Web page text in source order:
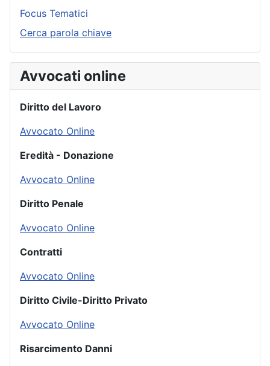
Focus Tematici
Cerca parola chiave
Avvocati online
Diritto del Lavoro
Avvocato Online
Eredità - Donazione
Avvocato Online
Diritto Penale
Avvocato Online
Contratti
Avvocato Online
Diritto Civile-Diritto Privato
Avvocato Online
Risarcimento Danni